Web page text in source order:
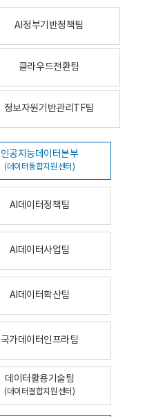
AI정부기반정책팀
클라우드전환팀
정보자원기반관리TF팀
인공지능데이터본부
(데이터통합지원센터)
AI데이터정책팀
AI데이터사업팀
AI데이터확산팀
국가데이터인프라팀
데이터활용기술팀
(데이터결합지원센터)